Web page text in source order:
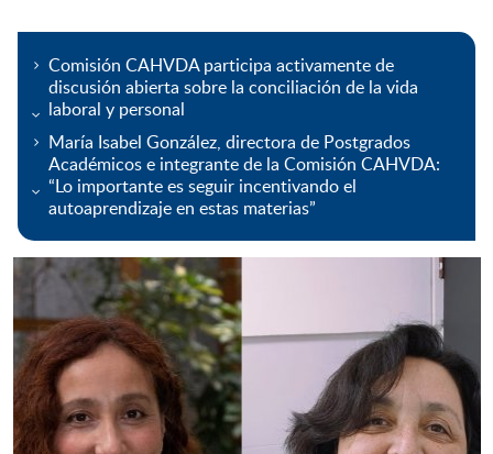
Comisión CAHVDA participa activamente de
discusión abierta sobre la conciliación de la vida
laboral y personal
María Isabel González, directora de Postgrados
Académicos e integrante de la Comisión CAHVDA:
“Lo importante es seguir incentivando el
autoaprendizaje en estas materias”